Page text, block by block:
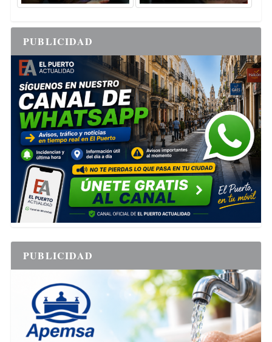
PUBLICIDAD
PUBLICIDAD